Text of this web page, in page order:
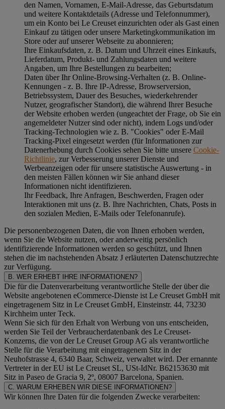
den Namen, Vornamen, E-Mail-Adresse, das Geburtsdatum
und weitere Kontaktdetails (Adresse und Telefonnummer),
um ein Konto bei Le Creuset einzurichten oder als Gast einen
Einkauf zu tätigen oder unsere Marketingkommunikation im
Store oder auf unserer Webseite zu abonnieren;
Ihre Einkaufsdaten, z. B. Datum und Uhrzeit eines Einkaufs,
Lieferdatum, Produkt- und Zahlungsdaten und weitere
Angaben, um Ihre Bestellungen zu bearbeiten;
Daten über Ihr Online-Browsing-Verhalten (z. B. Online-
Kennungen - z. B. Ihre IP-Adresse, Browserversion,
Betriebssystem, Dauer des Besuches, wiederkehrender
Nutzer, geografischer Standort), die während Ihrer Besuche
der Website erhoben werden (ungeachtet der Frage, ob Sie ein
angemeldeter Nutzer sind oder nicht), indem Logs und/oder
Tracking-Technologien wie z. B. "Cookies" oder E-Mail
Tracking-Pixel eingesetzt werden (für Informationen zur
Datenerhebung durch Cookies sehen Sie bitte unsere Cookie-
Richtlinie, zur Verbesserung unserer Dienste und
Werbeanzeigen oder für unsere statistische Auswertung - in
den meisten Fällen können wir Sie anhand dieser
Informationen nicht identifizieren.
Ihr Feedback, Ihre Anfragen, Beschwerden, Fragen oder
Interaktionen mit uns (z. B. Ihre Nachrichten, Chats, Posts in
den sozialen Medien, E-Mails oder Telefonanrufe).
Die personenbezogenen Daten, die von Ihnen erhoben werden,
wenn Sie die Website nutzen, oder anderweitig persönlich
identifizierende Informationen werden so geschützt, und Ihnen
stehen die im nachstehenden Absatz J erläuterten Datenschutzrechte
zur Verfügung.
B. WER ERHEBT IHRE INFORMATIONEN?
Die für die Datenverarbeitung verantwortliche Stelle der über die
Website angebotenen eCommerce-Dienste ist Le Creuset GmbH mit
eingetragenem Sitz in Le Creuset GmbH, Einsteinstr. 44, 73230
Kirchheim unter Teck.
Wenn Sie sich für den Erhalt von Werbung von uns entscheiden,
werden Sie Teil der Verbraucherdatenbank des Le Creuset-
Konzerns, die von der Le Creuset Group AG als verantwortliche
Stelle für die Verarbeitung mit eingetragenem Sitz in der
Neuhofstrasse 4, 6340 Baar, Schweiz, verwaltet wird. Der ernannte
Vertreter in der EU ist Le Creuset SL, USt-IdNr. B62153630 mit
Sitz in Paseo de Gracia 9, 2º, 08007 Barcelona, Spanien.
C. WARUM ERHEBEN WIR DIESE INFORMATIONEN?
Wir können Ihre Daten für die folgenden Zwecke verarbeiten: